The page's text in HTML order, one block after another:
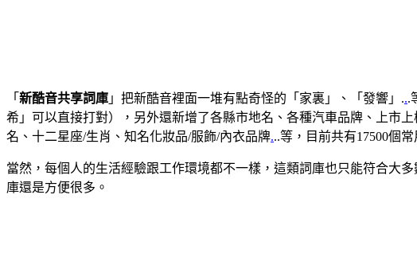
「 新酷音共享詞庫 」把新酷音裡面一堆有點奇怪的「家裏」、「發響」...
希」可以直接打對），另外還新增了各縣市地名、各種汽車品牌、上市
名、十二星座/生肖、知名化妝品/服飾/內衣品牌...等，目前共有17500個
當然，每個人的生活經驗跟工作環境都不一樣，這類詞庫也只能符合大
庫還是方便很多。